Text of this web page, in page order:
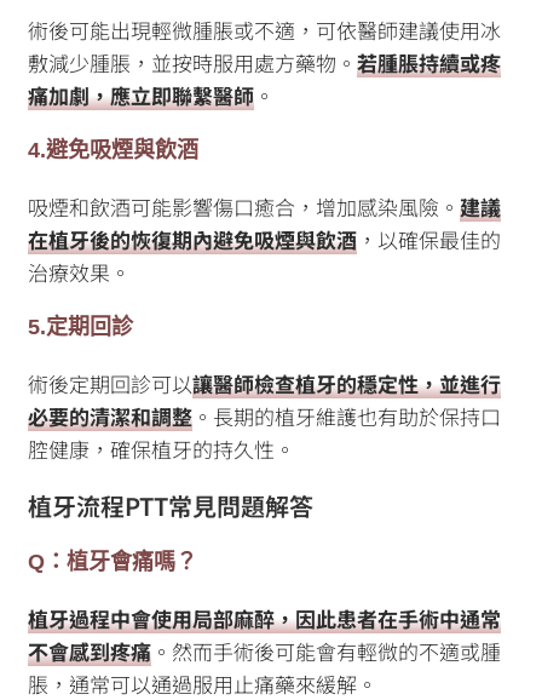
術後可能出現輕微腫脹或不適，可依醫師建議使用冰
敷減少腫脹，並按時服用處方藥物。若腫脹持續或疼
痛加劇，應立即聯繫醫師 。
4.避免吸煙與飲酒
吸煙和飲酒可能影響傷口癒合，增加感染風險。建議
在植牙後的恢復期內避免吸煙與飲酒 ，以確保最佳的
治療效果。
5.定期回診
術後定期回診可以讓醫師檢查植牙的穩定性，並進行
必要的清潔和調整 。長期的植牙維護也有助於保持口
腔健康，確保植牙的持久性。
植牙流程PTT常見問題解答
Q：植牙會痛嗎？
植牙過程中會使用局部麻醉，因此患者在手術中通常
不會感到疼痛 。然而手術後可能會有輕微的不適或腫
脹，通常可以通過服用止痛藥來緩解。